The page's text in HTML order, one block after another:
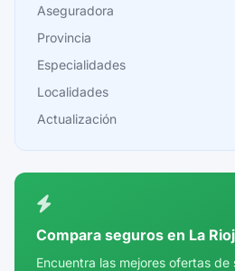
Cáceres
Cádiz
Cantabria
Castellón
Córdoba
Cuenca
Aseguradora
Provincia
Especialidades
Localidades
Actualización
Compara seguros en La
Encuentra las mejores ofertas